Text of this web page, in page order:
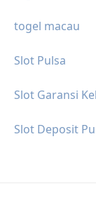
togel macau
Slot Pulsa
Slot Garansi
Slot Deposit